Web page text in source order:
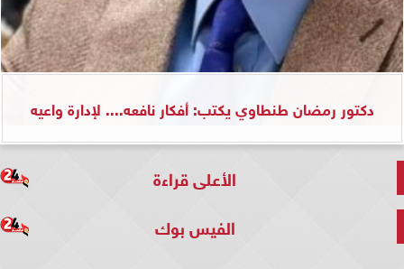
دكتور رمضان طنطاوي يكتب: أفكار نافعه.... لإدارة واعيه
الأعلى قراءة
الفيس بوك